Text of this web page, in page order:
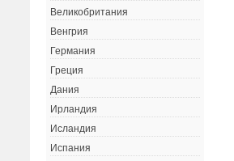
Великобритания
Венгрия
Германия
Греция
Дания
Ирландия
Исландия
Испания